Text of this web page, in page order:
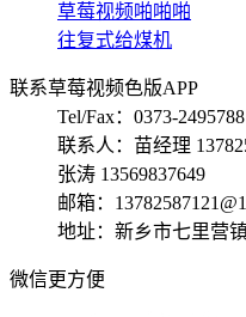
草莓视频啪啪啪
往复式给煤机
联系草莓视频色版APP
Tel/Fax：0373-2495788
联系人：苗经理
张涛 13569837649
邮箱：
地址：新乡市七里营
微信更方便